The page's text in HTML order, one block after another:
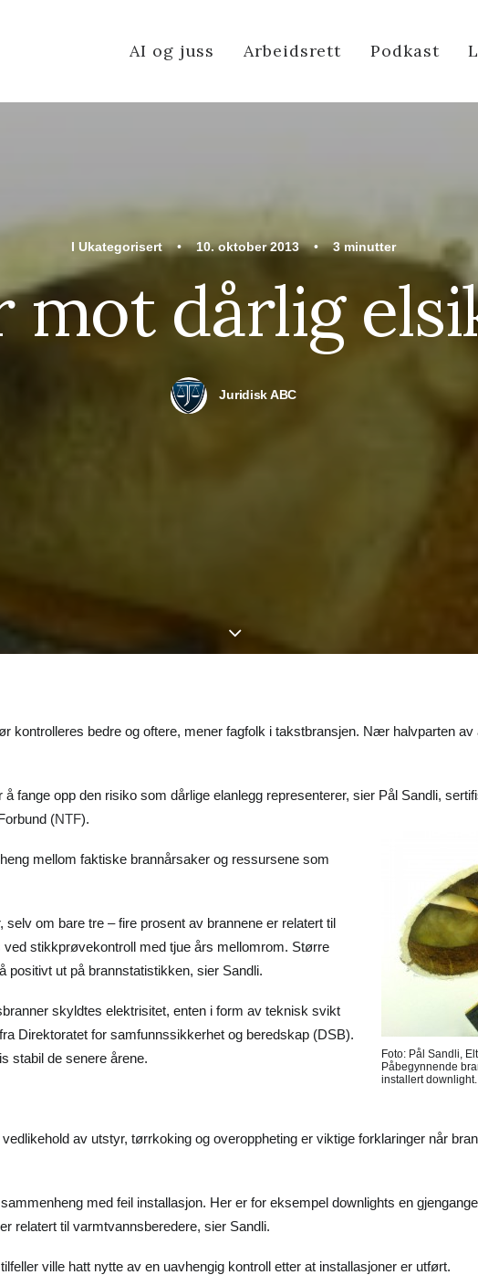
AI og juss Arbeidsrett Podkast
I Ukategorisert • 10. oktober 2013 • 3 minutter
mot dårlig
Juridisk ABC
kontrolleres bedre og oftere, mener fagfolk i takstbransjen. Nær halvparten av
å fange opp den risiko som dårlige elanlegg representerer, sier Pål Sandli,
(NTF).
Foto: Pål Sandli,
Påbegynnende
installert downlight.
mellom faktiske brannårsaker og ressursene som
selv om bare tre – fire prosent av brannene er relatert til
stikkprøvekontroll med tjue års mellomrom. Større
positivt ut på brannstatistikken, sier Sandli.
skyldtes elektrisitet, enten i form av teknisk svikt
Direktoratet for samfunnssikkerhet og beredskap (DSB).
stabil de senere årene.
av utstyr, tørrkoking og overoppheting er viktige forklaringer når
med feil installasjon. Her er for eksempel downlights en
relatert til varmtvannsberedere, sier Sandli.
ville hatt nytte av en uavhengig kontroll etter at installasjoner er utført.